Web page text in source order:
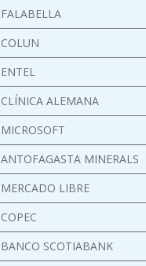
FALABELLA
COLUN
ENTEL
CLÍNICA ALEMANA
MICROSOFT
ANTOFAGASTA MINERALS
MERCADO LIBRE
COPEC
BANCO SCOTIABANK